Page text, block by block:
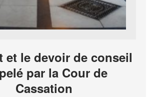
et le devoir de conseil
par la Cour de
Cassation